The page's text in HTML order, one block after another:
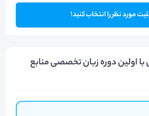
مورد نظر را انتخاب کنید!
با اولین دوره زبان تخصصی منابع